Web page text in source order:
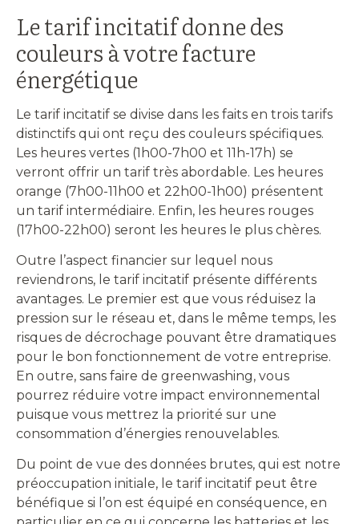
Le tarif incitatif donne des
couleurs à votre facture
énergétique
Le tarif incitatif se divise dans les faits en trois tarifs
distinctifs qui ont reçu des couleurs spécifiques.
Les heures vertes (1h00-7h00 et 11h-17h) se
verront offrir un tarif très abordable. Les heures
orange (7h00-11h00 et 22h00-1h00) présentent
un tarif intermédiaire. Enfin, les heures rouges
(17h00-22h00) seront les heures le plus chères.
Outre l’aspect financier sur lequel nous
reviendrons, le tarif incitatif présente différents
avantages. Le premier est que vous réduisez la
pression sur le réseau et, dans le même temps, les
risques de décrochage pouvant être dramatiques
pour le bon fonctionnement de votre entreprise.
En outre, sans faire de greenwashing, vous
pourrez réduire votre impact environnemental
puisque vous mettrez la priorité sur une
consommation d’énergies renouvelables.
Du point de vue des données brutes, qui est notre
préoccupation initiale, le tarif incitatif peut être
bénéfique si l’on est équipé en conséquence, en